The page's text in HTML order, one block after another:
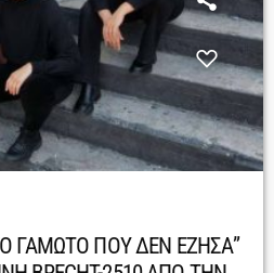
ΓΑΜΩΤΟ ΠΟΥ ΔΕΝ ΕΖΗΣΑ”